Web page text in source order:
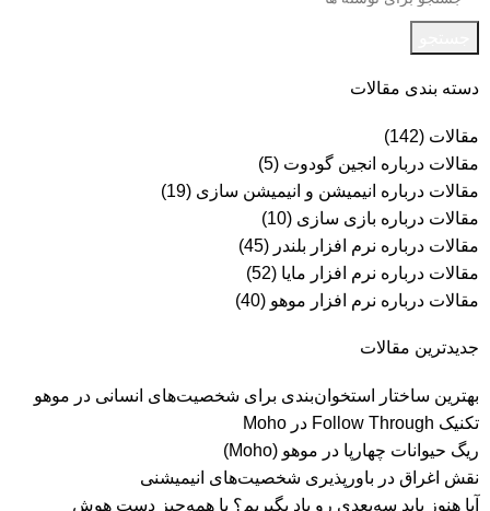
دسته بندی مقالات
مقالات (142)
مقالات درباره انجین گودوت (5)
مقالات درباره انیمیشن و انیمیشن سازی (19)
مقالات درباره بازی سازی (10)
مقالات درباره نرم افزار بلندر (45)
مقالات درباره نرم افزار مایا (52)
مقالات درباره نرم افزار موهو (40)
جدیدترین مقالات
بهترین ساختار استخوان‌بندی برای شخصیت‌های انسانی در موهو
تکنیک Follow Through در Moho
ریگ حیوانات چهارپا در موهو (Moho)
نقش اغراق در باورپذیری شخصیت‌های انیمیشنی
آیا هنوز باید سه‌بعدی‌ رو یاد بگیریم؟ یا همه‌چیز دست هوش